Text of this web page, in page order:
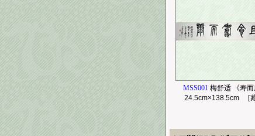
MSS001梅舒适 《寿而
24.5cm×138.5cm
[